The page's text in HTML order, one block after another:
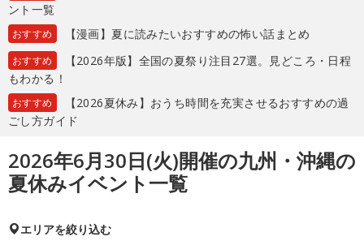
ント一覧
おすすめ 【漫画】夏に読みたいおすすめの怖い話まとめ
おすすめ
【2026年版】全国の夏祭り注目27選。見どころ・日程
もわかる！
おすすめ
【2026夏休み】おうち時間を充実させるおすすめの過
ごし方ガイド
2026年6月30日(火)開催の九州・沖縄の
夏休みイベント一覧
エリアを絞り込む